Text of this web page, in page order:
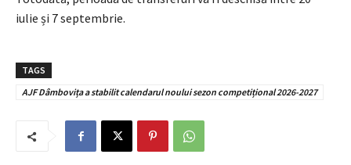
iulie și 7 septembrie.
TAGS
AJF Dâmbovița a stabilit calendarul noului sezon competițional 2026-2027